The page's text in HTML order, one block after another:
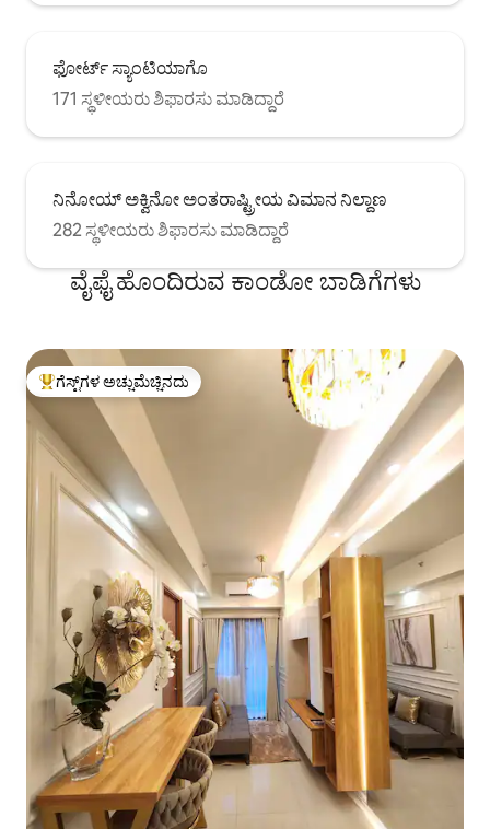
ಫೋರ್ಟ್ ಸ್ಯಾಂಟಿಯಾಗೊ
171 ಸ್ಥಳೀಯರು ಶಿಫಾರಸು ಮಾಡಿದ್ದಾರೆ
ನಿನೋಯ್ ಅಕ್ವಿನೋ ಅಂತರಾಷ್ಟ್ರೀಯ ವಿಮಾನ ನಿಲ್ದಾಣ
282 ಸ್ಥಳೀಯರು ಶಿಫಾರಸು ಮಾಡಿದ್ದಾರೆ
ವೈಫೈ ಹೊಂದಿರುವ ಕಾಂಡೋ ಬಾಡಿಗೆಗಳು
ಗೆಸ್ಟ್‌ಗಳಿಗೆ ಅತಿ ಹೆಚ್ಚು ಅಚ್ಚುಮೆಚ್ಚಿನದು
ಗೆಸ್ಟ್‌ಗಳ ಅಚ್ಚುಮೆಚ್ಚಿನದು